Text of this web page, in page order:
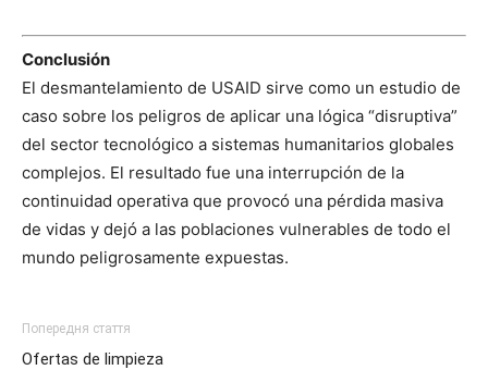
Conclusión
El desmantelamiento de USAID sirve como un estudio de
caso sobre los peligros de aplicar una lógica “disruptiva”
del sector tecnológico a sistemas humanitarios globales
complejos. El resultado fue una interrupción de la
continuidad operativa que provocó una pérdida masiva
de vidas y dejó a las poblaciones vulnerables de todo el
mundo peligrosamente expuestas.
Попередня стаття
Ofertas de limpieza